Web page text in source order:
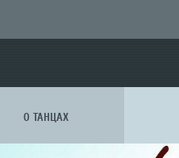
О ТАНЦАХ